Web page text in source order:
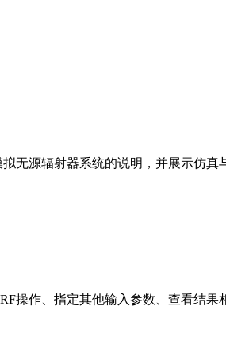
无源辐射器系统的说明，并展示仿真
操作、指定其他输入参数、查看结果